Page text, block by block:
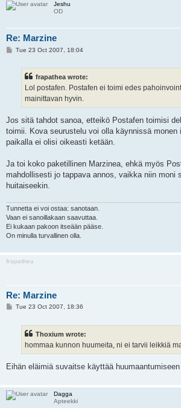
Jeshu
OD
Re: Marzine
PTue 23 Oct 2007, 18:04
frapathea wrote:
Lol postafen. Postafen ei toimi edes
mainittavan hyvin.
Jos sitä tahdot sanoa, etteikö Postafen toimisi
toimii. Kova seurustelu voi olla käynnissä
paikalla ei olisi oikeasti ketään.
Ja toi koko paketillinen Marzinea, ehkä myös
mahdollisesti jo tappava annos, vaikka niin moni
huitaiseekin.
Tunnetta ei voi ostaa: sanotaan.
Vaan ei sanoillakaan saavuttaa.
Ei kukaan pakoon itseään pääse.
On minulla turvallinen olla.
frapathea
Re: Marzine
PTue 23 Oct 2007, 18:36
Thoxium wrote:
hommaa kunnon huumeita, ni ei tarvii leikkiä
Eihän eläimiä suvaitse käyttää huumaantumiseen
Dagga
Apteekki